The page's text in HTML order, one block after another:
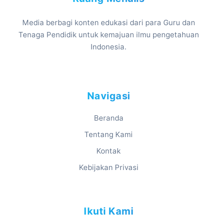
Media berbagi konten edukasi dari para Guru dan
Tenaga Pendidik untuk kemajuan ilmu pengetahuan
Indonesia.
Navigasi
Beranda
Tentang Kami
Kontak
Kebijakan Privasi
Ikuti Kami